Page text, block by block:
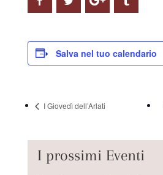
Salva nel tuo calendario
I Giovedì dell’Arlati
I prossimi Eventi